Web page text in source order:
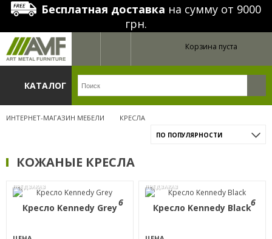
Бесплатная доставка на сумму от 9000
грн.
Корзина пуста
КАТАЛОГ
ИНТЕРНЕТ-МАГАЗИН МЕБЕЛИ КРЕСЛА
ПО ПОПУЛЯРНОСТИ
КОЖАНЫЕ КРЕСЛА
ПРЕДЗАКАЗ
6
Кресло Kennedy Grey
ПРЕДЗАКАЗ
6
Кресло Kennedy Black